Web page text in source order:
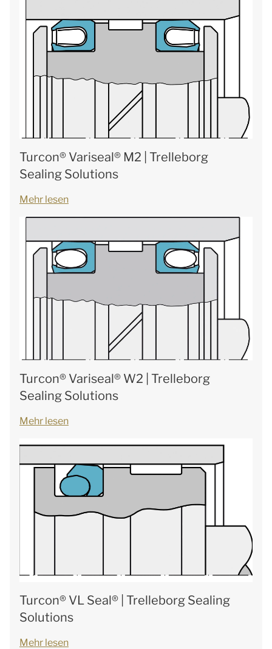
Turcon® Variseal® M2 | Trelleborg
Sealing Solutions
Mehr lesen
Turcon® Variseal® W2 | Trelleborg
Sealing Solutions
Mehr lesen
Turcon® VL Seal® | Trelleborg Sealing
Solutions
Mehr lesen